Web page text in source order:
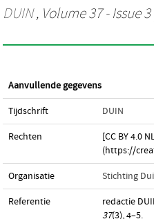
DUIN, Volume 37 - Issue 3
Aanvullende gegevens
Tijdschrift DUIN
Rechten
[CC BY 4.0
(https://
Organisatie Stichting
Referentie redactie
37(3), 4–5.